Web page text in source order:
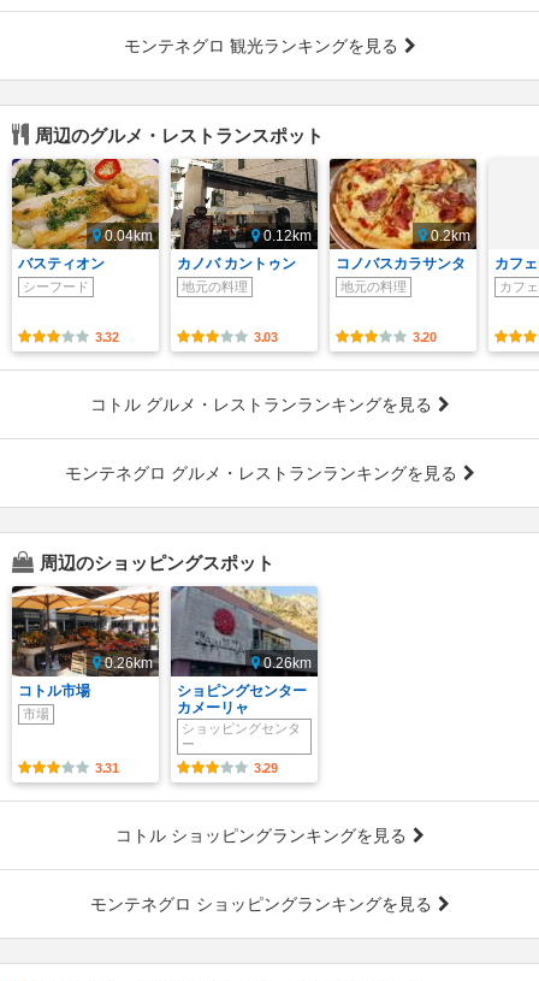
モンテネグロ 観光ランキングを見る
周辺のグルメ・レストランスポット
0.04km
バスティオン
シーフード
3.32
0.12km
カノバ カントゥン
地元の料理
3.03
0.2km
コノバスカラサンタ
地元の料理
3.20
カフ
カフェ
コトル グルメ・レストランランキングを見る
モンテネグロ グルメ・レストランランキングを見る
周辺のショッピングスポット
0.26km
コトル市場
市場
3.31
0.26km
ショピングセンター
カメーリャ
ショッピングセンタ
ー
3.29
コトル ショッピングランキングを見る
モンテネグロ ショッピングランキングを見る